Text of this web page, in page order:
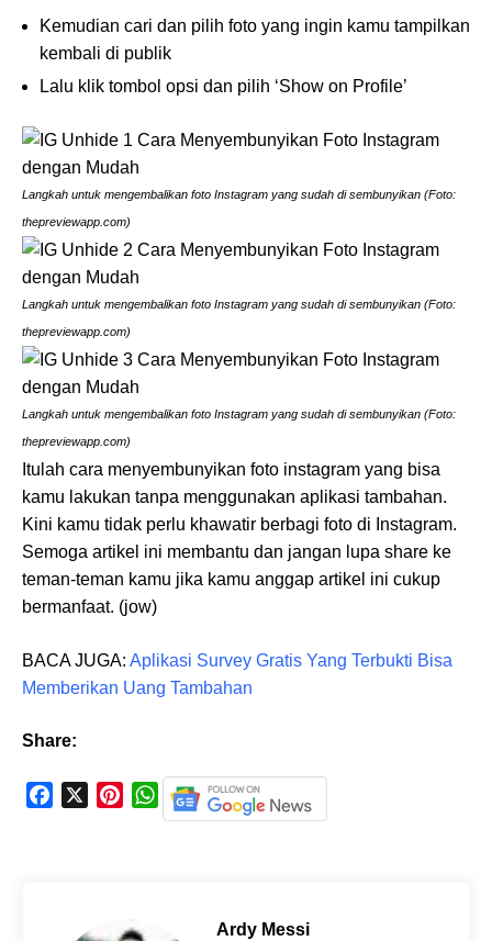
Kemudian cari dan pilih foto yang ingin kamu tampilkan
kembali di publik
Lalu klik tombol opsi dan pilih ‘Show on Profile’
Langkah untuk mengembalikan foto Instagram yang sudah di sembunyikan (Foto:
thepreviewapp.com)
Langkah untuk mengembalikan foto Instagram yang sudah di sembunyikan (Foto:
thepreviewapp.com)
Langkah untuk mengembalikan foto Instagram yang sudah di sembunyikan (Foto:
thepreviewapp.com)
Itulah cara menyembunyikan foto instagram yang bisa
kamu lakukan tanpa menggunakan aplikasi tambahan.
Kini kamu tidak perlu khawatir berbagi foto di Instagram.
Semoga artikel ini membantu dan jangan lupa share ke
teman-teman kamu jika kamu anggap artikel ini cukup
bermanfaat. (jow)
BACA JUGA: Aplikasi Survey Gratis Yang Terbukti Bisa
Memberikan Uang Tambahan
Share:
r
W
h
Ardy Messi